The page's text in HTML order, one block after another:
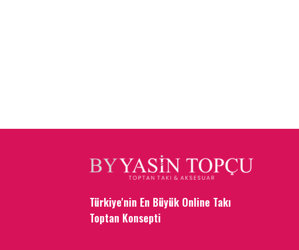
Türkiye'nin En Büyük Online Takı
Toptan Konsepti